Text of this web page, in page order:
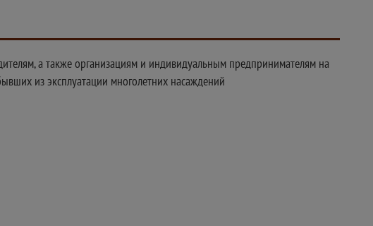
а также организациям и индивидуальным предпринимателям на
из эксплуатации многолетних насаждений